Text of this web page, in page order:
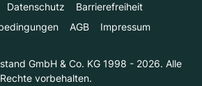
Datenschutz
Barrierefreiheit
AGB Impressum
GmbH & Co. KG 1998 - 2026. Alle
Rechte vorbehalten.